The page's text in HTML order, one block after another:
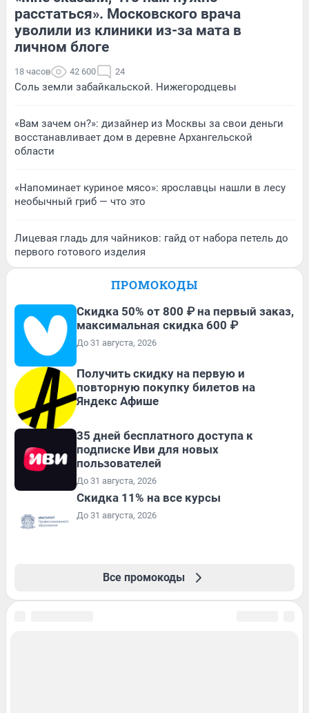
расстаться». Московского врача
уволили из клиники из-за мата в
личном блоге
18 часов 42 600 24
Соль земли забайкальской. Нижегородцевы
«Вам зачем он?»: дизайнер из Москвы за свои деньги
восстанавливает дом в деревне Архангельской
области
«Напоминает куриное мясо»: ярославцы нашли в лесу
необычный гриб — что это
Лицевая гладь для чайников: гайд от набора петель до
первого готового изделия
ПРОМОКОДЫ
Скидка 50% от 800 ₽ на первый заказ,
максимальная скидка 600 ₽
До 31 августа, 2026
Получить скидку на первую и
повторную покупку билетов на
Яндекс Афише
35 дней бесплатного доступа к
подписке Иви для новых
пользователей
До 31 августа, 2026
Скидка 11% на все курсы
До 31 августа, 2026
Все промокоды